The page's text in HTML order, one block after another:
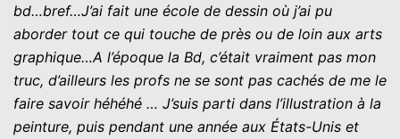
bd…bref…J’ai fait une école de dessin où j’ai pu
aborder tout ce qui touche de près ou de loin aux arts
graphique…A l’époque la Bd, c’était vraiment pas mon
truc, d’ailleurs les profs ne se sont pas cachés de me le
faire savoir héhéhé … J’suis parti dans l’illustration à la
peinture, puis pendant une année aux États-Unis et